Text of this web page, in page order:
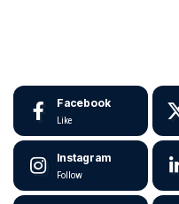
Facebook
Like
Instagram
Follow